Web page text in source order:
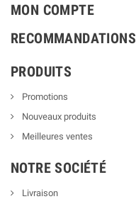
MON COMPTE
RECOMMANDATIONS
PRODUITS
Promotions
Nouveaux produits
Meilleures ventes
NOTRE SOCIÉTÉ
Livraison